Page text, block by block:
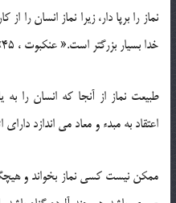
نماز را برپا دار، زیرا نماز انسان را
خدا بسیار بزرگتر است.« عنكبوت ، 45»
طبیعت نماز از آنجا كه انسان را به
اعتقاد به مبدء و معاد می اندازد
ممكن نیست كسی نماز بخواند و